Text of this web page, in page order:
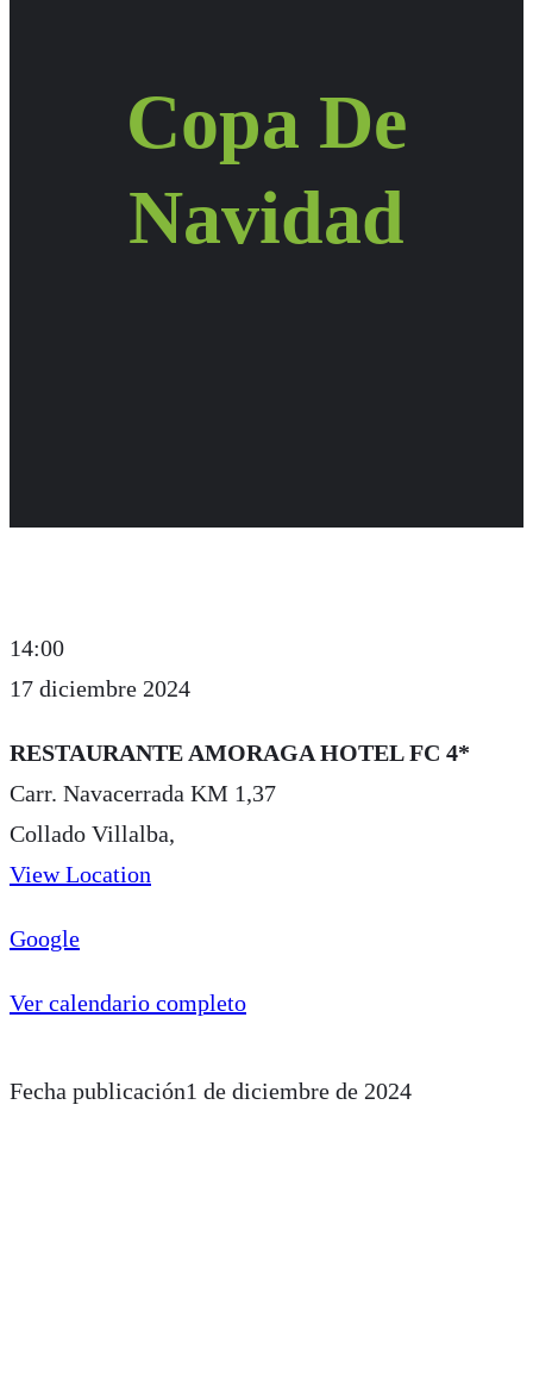
Copa De
Navidad
Copa
de
14:00
17 diciembre 2024
RESTAURANTE AMORAGA HOTEL FC 4*
Carr. Navacerrada KM 1,37
Collado Villalba,
View Location
Google
Ver calendario completo
Fecha publicación1 de diciembre de 2024